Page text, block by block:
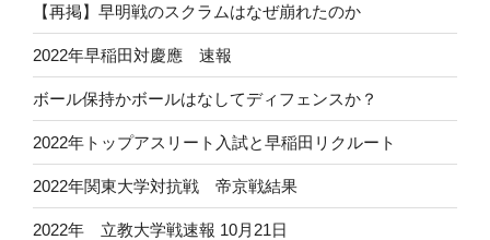
【再掲】早明戦のスクラムはなぜ崩れたのか
2022年早稲田対慶應 速報
ボール保持かボールはなしてディフェンスか？
2022年トップアスリート入試と早稲田リクルート
2022年関東大学対抗戦 帝京戦結果
2022年 立教大学戦速報 10月21日